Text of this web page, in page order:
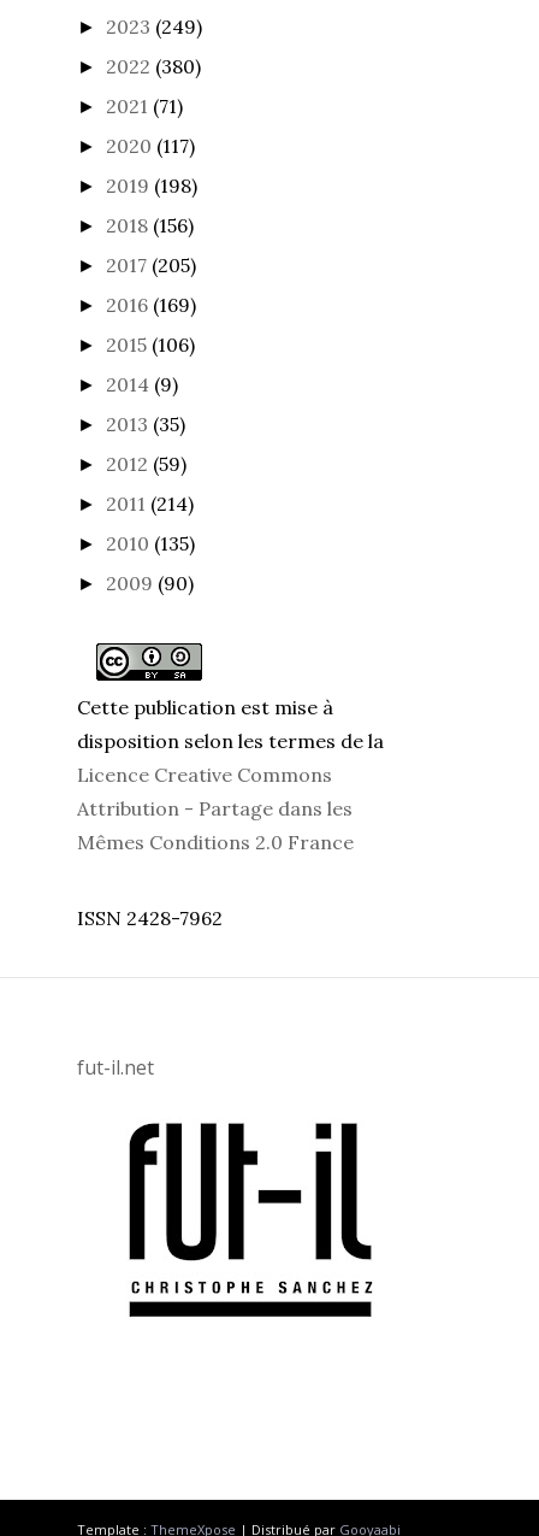
► 2023 (249)
► 2022 (380)
► 2021 (71)
► 2020 (117)
► 2019 (198)
► 2018 (156)
► 2017 (205)
► 2016 (169)
► 2015 (106)
► 2014 (9)
► 2013 (35)
► 2012 (59)
► 2011 (214)
► 2010 (135)
► 2009 (90)
Cette publication est mise à
disposition selon les termes de la
Licence Creative Commons
Attribution - Partage dans les
Mêmes Conditions 2.0 France
ISSN 2428-7962
fut-il.net
Template : ThemeXpose | Distribué par Gooyaabi